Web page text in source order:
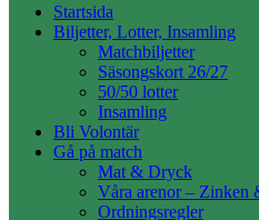
Startsida
Biljetter, Lotter, Insamling
Matchbiljetter
Säsongskort 26/27
50/50 lotter
Insamling
Bli Volontär
Gå på match
Mat & Dryck
Våra arenor – Zinken
Ordningsregler